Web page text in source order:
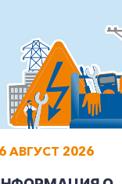
АВГУСТ 2026